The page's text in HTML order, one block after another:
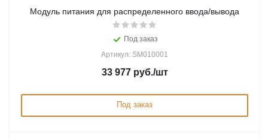
Модуль питания для распределенного ввода/вывода
Под заказ
Артикул: SM010001
33 977руб./шт
Под заказ